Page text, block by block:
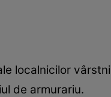
localnicilor
de armurariu.